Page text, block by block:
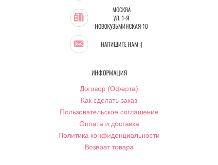
МОСКВА
УЛ. 1-Я
НОВОКУЗЬМИНСКАЯ 10
НАПИШИТЕ НАМ :)
ИНФОРМАЦИЯ
Договор (Оферта)
Как сделать заказ
Пользовательское соглашение
Оплата и доставка
Политика конфиденциальности
Возврат товара